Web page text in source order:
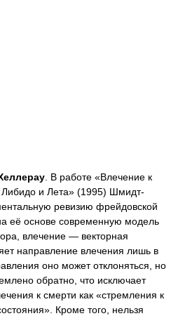
. В работе «Влечение к
Либидо и Лета» (1995) Шмидт-
ревизию фрейдовской
её основе современную модель
влечение — векторная
направление влечения лишь в
оно может отклоняться, но
обратно, что исключает
к смерти как «стремления к
Кроме того, нельзя